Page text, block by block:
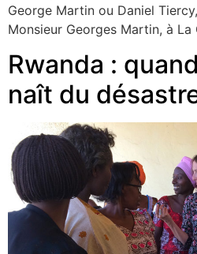
George Martin ou Daniel
Monsieur Georges Martin, à
Rwanda :
naît du